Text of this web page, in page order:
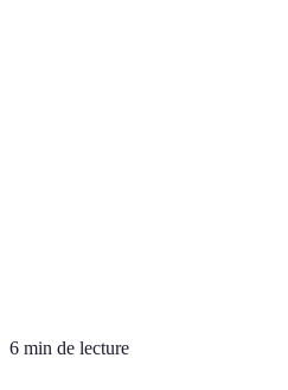
6 min de lecture